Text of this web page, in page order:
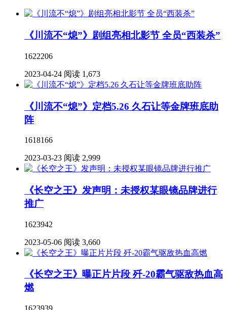
《川流不“熄”》剧组亮相北影节 全员“西装杀”
1622206
2023-04-24 阅读 1,673
《川流不“熄”》定档5.26 久石让等金牌班底助
阵
1618166
2023-03-23 阅读 2,999
《长空之王》发声明：未授权某眼镜品牌进行
推广
1623942
2023-05-06 阅读 3,660
《长空之王》曝正片片段 歼-20霸气驱敌热血高
燃